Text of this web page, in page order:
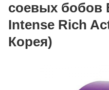
соевых бобов
Intense Rich
Корея)